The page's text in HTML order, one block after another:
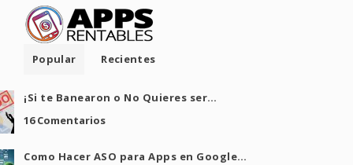
Popular Recientes
¡Si te Banearon o No Quieres ser…
16 Comentarios
Como Hacer ASO para Apps en Google…